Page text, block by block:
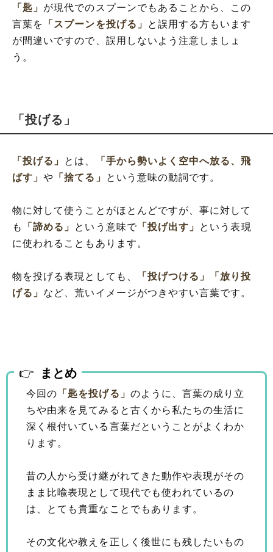
「匙」 が現代でのスプーンでもあることから、この
言葉を
「スプーンを投げる」
と誤用する方もいます
が間違いですので、誤用しないよう注意しましょ
う。
「投げる」
「投げる」 とは、
「手から勢いよく空中へ放る、飛
ばす」や 「捨てる」 という意味の動詞です。
物に対して使うことがほとんどですが、事に対して
も
「諦める」 という意味で「投げ出す」
という表現
に使われることもあります。
物を投げる表現としても、 「投げつける」
「放り投
げる」 など、荒いイメージがつきやすい言葉です。
まとめ
今回の 「匙を投げる」 のように、言葉の成り立
ちや由来を見てみると古くから私たちの生活に
深く根付いている言葉だということがよくわか
ります。
昔の人から受け継がれてきた動作や表現がその
まま比喩表現として現代でも使われているの
は、とても貴重なことでもあります。
その文化や教えを正しく後世にも残したいもの